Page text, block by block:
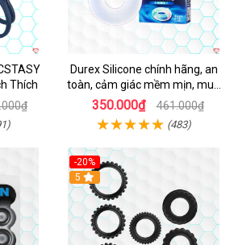
Thích
Durex Silicone chính hãng, an
toàn, cảm giác mềm mịn, mua
ngay
350.000₫ 461.000₫
(483)
-20%
Hot
5